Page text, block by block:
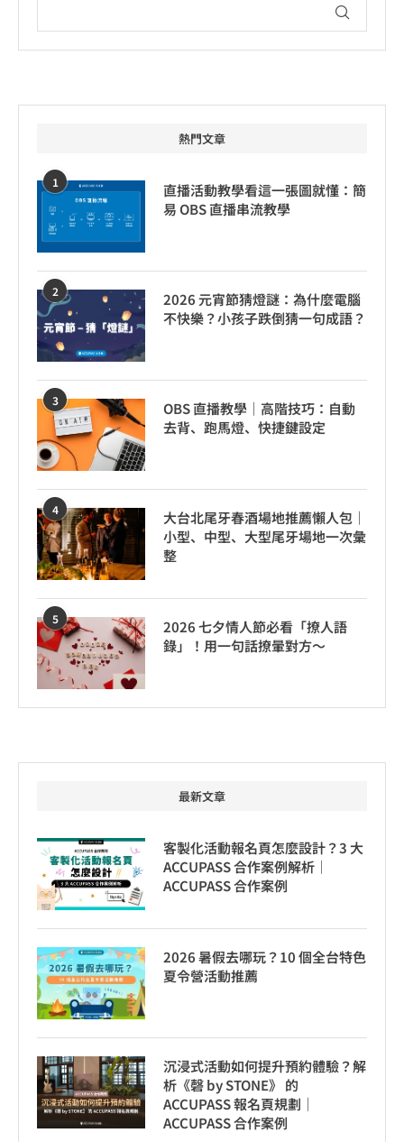
熱門文章
1
直播活動教學看這一張圖就懂：簡
易 OBS 直播串流教學
2
2026 元宵節猜燈謎：為什麼電腦
不快樂？小孩子跌倒猜一句成語？
3
OBS 直播教學｜高階技巧：自動
去背、跑馬燈、快捷鍵設定
4
大台北尾牙春酒場地推薦懶人包｜
小型、中型、大型尾牙場地一次彙
整
5
2026 七夕情人節必看「撩人語
錄」！用一句話撩暈對方～
最新文章
客製化活動報名頁怎麼設計？3 大
ACCUPASS 合作案例解析｜
ACCUPASS 合作案例
2026 暑假去哪玩？10 個全台特色
夏令營活動推薦
沉浸式活動如何提升預約體驗？解
析《磬 by STONE》 的
ACCUPASS 報名頁規劃｜
ACCUPASS 合作案例